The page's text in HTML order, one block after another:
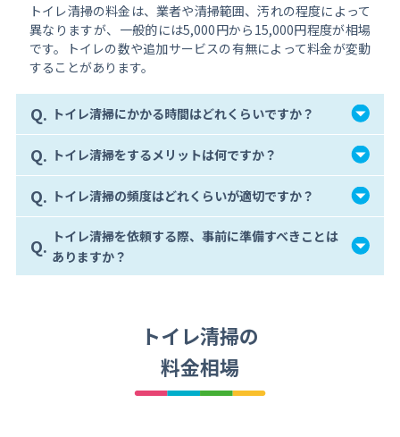
トイレ清掃の料金は、業者や清掃範囲、汚れの程度によって
異なりますが、一般的には5,000円から15,000円程度が相場
です。トイレの数や追加サービスの有無によって料金が変動
することがあります。
Q. トイレ清掃にかかる時間はどれくらいですか？
Q. トイレ清掃をするメリットは何ですか？
Q. トイレ清掃の頻度はどれくらいが適切ですか？
Q. トイレ清掃を依頼する際、事前に準備すべきことは
ありますか？
トイレ清掃の
料金相場